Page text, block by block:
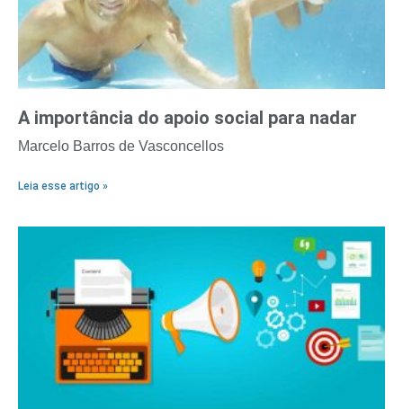
A importância do apoio social para nadar
Marcelo Barros de Vasconcellos
Leia esse artigo »